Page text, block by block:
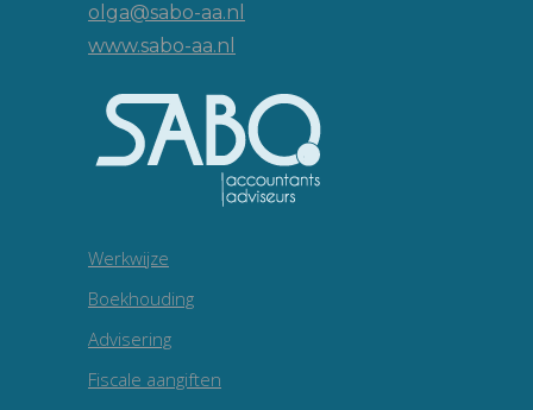
olga@sabo-aa.nl
www.sabo-aa.nl
Werkwijze
Boekhouding
Advisering
Fiscale aangiften